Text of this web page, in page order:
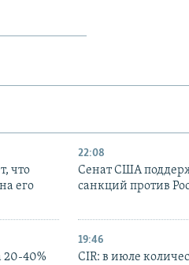
что
его
22:08
Сенат США
санкций против
20-40%
19:46
CIR: в июле